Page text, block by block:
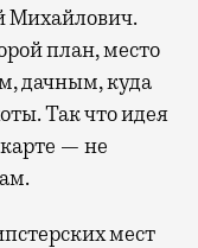
Михайлович.
план, место
дачным, куда
Так что идея
— не
мест